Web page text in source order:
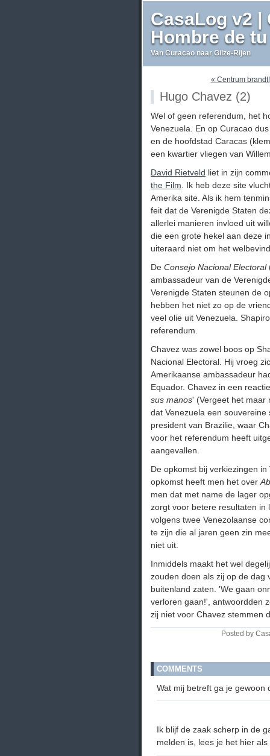
CasaLog v2 |
Hombre de tu
Van Curacao naar Gilze-Rijen
« Centrum brandt!
Hugo Chavez (2)
Wel of geen referendum, het
Venezuela. En op Curacao
en de hoofdstad Caracas
een kwartier vliegen van
David Rietveld liet in zijn
the Film . Ik heb deze site
Amerika site. Als ik hem
feit dat de Verenigde Staten
allerlei manieren invloed uit
die een grote hekel aan deze
uiteraard niet om het
De Consejo Nacional Electoral
ambassadeur van de
Verenigde Staten steunen de
hebben het niet zo op de
veel olie uit Venezuela.
referendum.
Chavez was zowel boos op
Nacional Electoral. Hij vroeg
Amerikaanse ambassadeur
Equador. Chavez in een
sus manos' (Vergeet het maar
dat Venezuela een
president van Brazilie, waar
voor het referendum heeft
aangevallen.
De opkomst bij verkiezingen
opkomst heeft men het over
men dat met name de lager
zorgt voor betere resultaten in
volgens twee Venezolaanse
te zijn die al jaren geen zin
niet uit.
Inmiddels maakt het wel
zouden doen als zij op de dag
buitenland zaten. 'We gaan
verloren gaan!', antwoordden
zij niet voor Chavez stemmen
Posted by
COMMENTS
Wat mij betreft ga je gewoon
Ik blijf de zaak scherp in de
melden is, lees je het hier als